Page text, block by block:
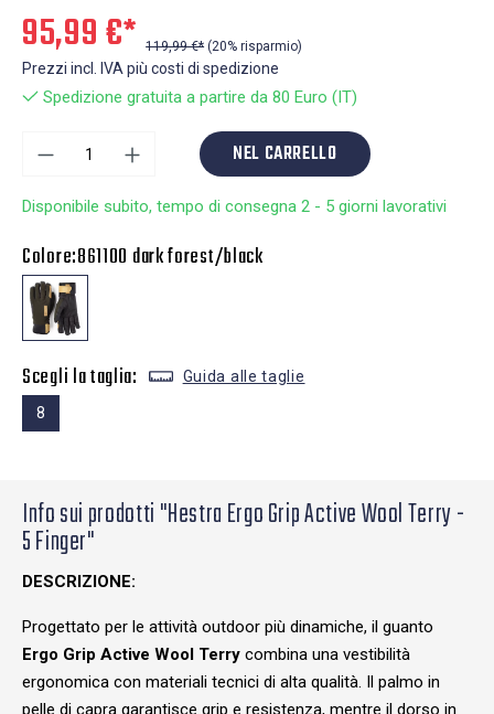
95,99 €* 119,99 €* (20% risparmio)
Prezzi incl. IVA più costi di spedizione
Spedizione gratuita a partire da 80 Euro (IT)
NEL CARRELLO
Disponibile subito, tempo di consegna 2 - 5 giorni lavorativi
Colore:861100 dark forest/black
Scegli la taglia: Guida alle taglie
8
Info sui prodotti "Hestra Ergo Grip Active Wool Terry -
5 Finger"
DESCRIZIONE:
Progettato per le attività outdoor più dinamiche, il guanto
Ergo Grip Active Wool Terry combina una vestibilità
ergonomica con materiali tecnici di alta qualità. Il palmo in
pelle di capra garantisce grip e resistenza, mentre il dorso in